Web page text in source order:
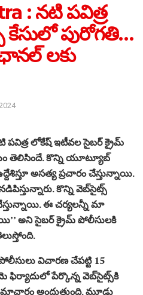
: నటి పవిత్ర
కేసులో పురోగతి…
లకు
పవిత్ర లోకేష్ ఇటీవల సైబర్ క్రైమ్
తెలిసిందే. కొన్ని యూట్యూబ్
అసత్య ప్రచారం చేస్తున్నాయి.
కొన్ని వెబ్‌సైట్స్
ఈ చర్యలన్నీ మా
అని సైబర్‌ క్రైమ్ పోలీసులకి
విచారణ చేపట్టి 15
పేర్కొన్న వెబ్‌సైట్స్‌కి
అందుతుంది. మూడు